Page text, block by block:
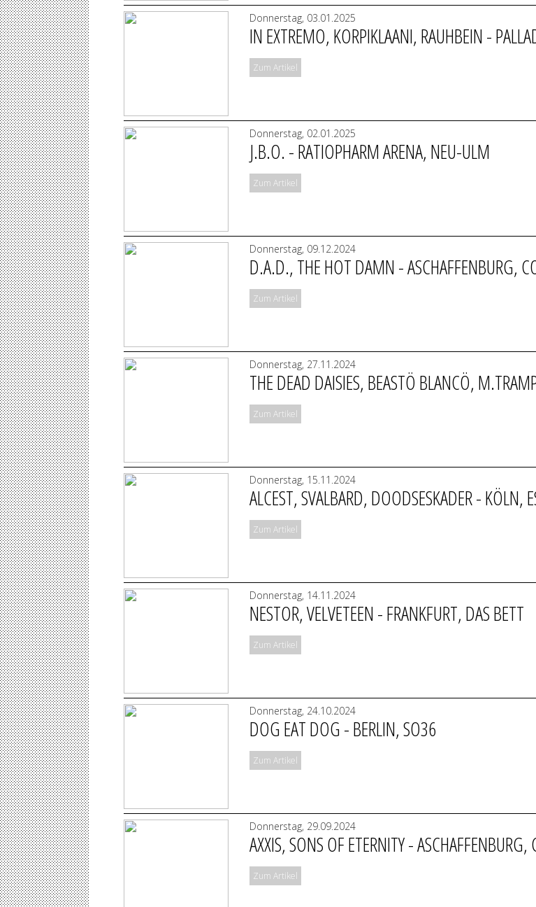
Donnerstag, 03.01.2025
IN EXTREMO, KORPIKLAANI, RAUHBEIN -
Zum Artikel
Donnerstag, 02.01.2025
J.B.O. - RATIOPHARM ARENA, NEU-ULM
Zum Artikel
Donnerstag, 09.12.2024
D.A.D., THE HOT DAMN - ASCHAFFENBURG,
Zum Artikel
Donnerstag, 27.11.2024
THE DEAD DAISIES, BEASTÖ BLANCÖ,
Zum Artikel
Donnerstag, 15.11.2024
ALCEST, SVALBARD, DOODSESKADER - KÖLN,
Zum Artikel
Donnerstag, 14.11.2024
NESTOR, VELVETEEN - FRANKFURT, DAS BETT
Zum Artikel
Donnerstag, 24.10.2024
DOG EAT DOG - BERLIN, SO36
Zum Artikel
Donnerstag, 29.09.2024
AXXIS, SONS OF ETERNITY - ASCHAFFENBURG,
Zum Artikel